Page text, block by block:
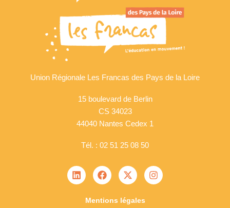
Union Régionale Les Francas des Pays de la Loire
15 boulevard de Berlin
CS 34023
44040 Nantes Cedex 1
Tél. : 02 51 25 08 50
Mentions légales